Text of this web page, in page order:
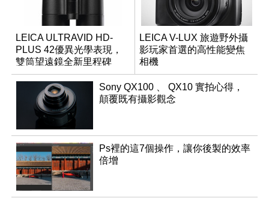
LEICA ULTRAVID HD-
PLUS 42優異光學表現，
雙筒望遠鏡全新里程碑
LEICA V-LUX 旅遊野外攝
影玩家首選的高性能變焦
相機
Sony QX100 、 QX10 實拍心得，
顛覆既有攝影觀念
Ps裡的這7個操作，讓你後製的效率
倍增